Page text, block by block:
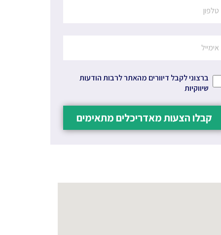
ברצוני לקבל דיוורים מהאתר לרבות הודעות
שיווקיות
קבלו הצעות מאדריכלים מתאימים